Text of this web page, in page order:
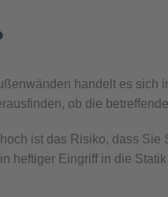
handelt es sich
ob die
ist das Risiko, dass Sie
heftiger Eingriff in die